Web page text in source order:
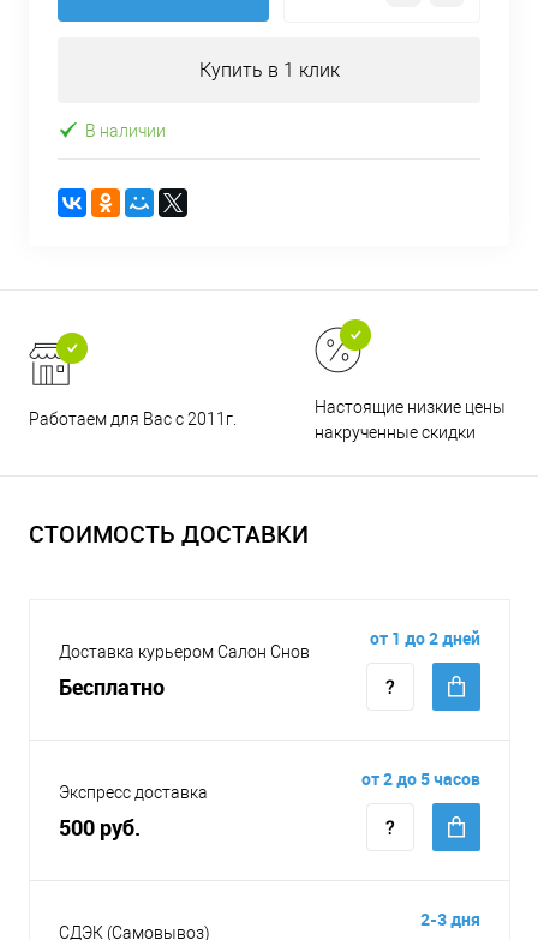
Купить в 1 клик
В наличии
Работаем для Вас с 2011г.
Настоящие низкие цены и
накрученные скидки
СТОИМОСТЬ ДОСТАВКИ
Доставка курьером Салон Снов
Бесплатно
от 1 до 2 дней
Экспресс доставка
500 руб.
от 2 до 5 часов
СДЭК (Самовывоз)
2-3 дня